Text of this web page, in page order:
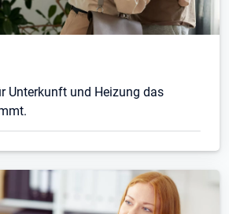
Unterkunft und Heizung das